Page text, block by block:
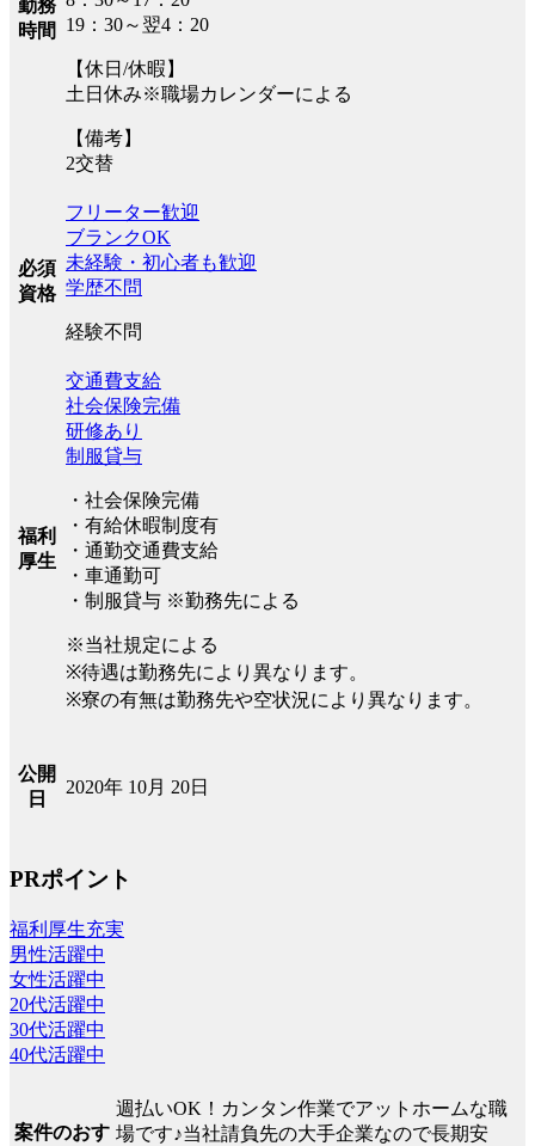
勤務
時間
19：30～翌4：20
【休日/休暇】
土日休み※職場カレンダーによる
【備考】
2交替
必須
資格
フリーター歓迎
ブランクOK
未経験・初心者も歓迎
学歴不問
経験不問
福利
厚生
交通費支給
社会保険完備
研修あり
制服貸与
・社会保険完備
・有給休暇制度有
・通勤交通費支給
・車通勤可
・制服貸与 ※勤務先による
※当社規定による
※待遇は勤務先により異なります。
※寮の有無は勤務先や空状況により異なります。
公開
日
2020年 10月 20日
PRポイント
福利厚生充実
男性活躍中
女性活躍中
20代活躍中
30代活躍中
40代活躍中
案件のおす
週払いOK！カンタン作業でアットホームな職
場です♪当社請負先の大手企業なので長期安